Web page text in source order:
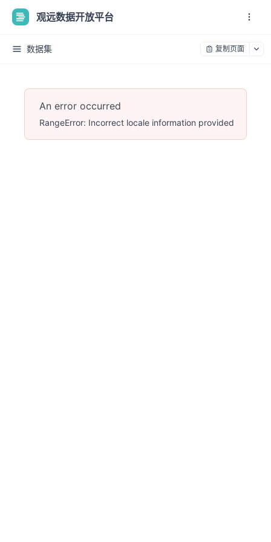
观远数据开放平台
数据集 复制页面
An error occurred
RangeError: Incorrect locale information provided